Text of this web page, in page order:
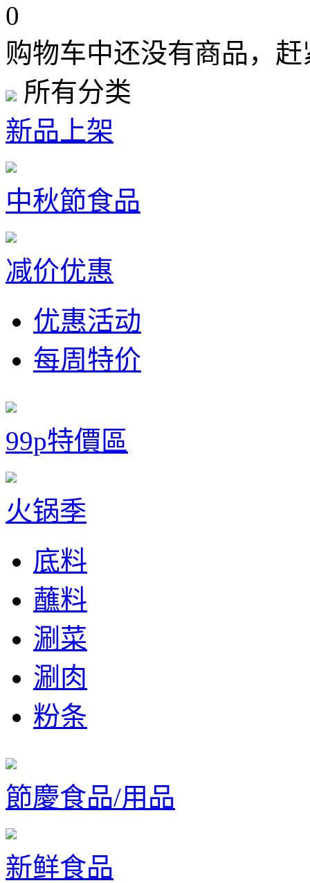
0
购物车中还没有商品，
所有分类
新品上架
中秋節食品
减价优惠
优惠活动
每周特价
99p特價區
火锅季
底料
蘸料
涮菜
涮肉
粉条
節慶食品/用品
新鲜食品